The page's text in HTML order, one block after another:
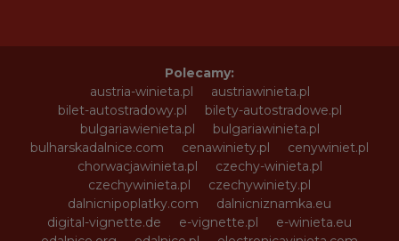
Polecamy:
austria-winieta.pl
austriawinieta.pl
bilet-autostradowy.pl
bilety-autostradowe.pl
bulgariawienieta.pl
bulgariawinieta.pl
bulharskadalnice.com
cenawiniety.pl
cenywiniet.pl
chorwacjawinieta.pl
czechy-winieta.pl
czechywinieta.pl
czechywiniety.pl
dalnicnipoplatky.com
dalnicniznamka.eu
digital-vignette.de
e-vignette.pl
e-winieta.eu